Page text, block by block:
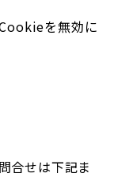
を無効に
合せは下記ま